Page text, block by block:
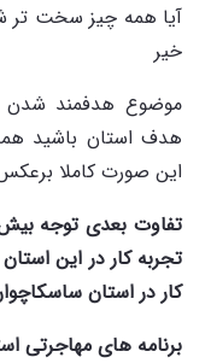
آیا همه چیز سخت تر
خیر
موضوع هدفمند شدن
هدف استان باشید
این صورت کاملا
تفاوت بعدی توجه
تجربه کار در این
کار در استان
برنامه های مهاجرتی